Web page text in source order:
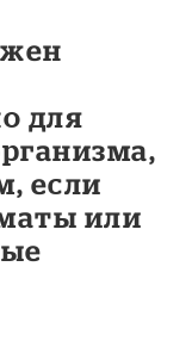
для
если
или